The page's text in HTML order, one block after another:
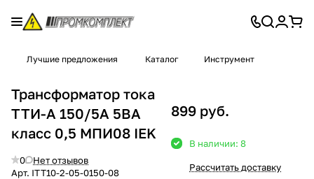
Лучшие предложения Каталог Инструмент
Трансформатор тока
ТТИ-А 150/5А 5ВА
класс 0,5 МПИ08 IEK
0
Нет отзывов
Арт. ITT10-2-05-0150-08
899 руб.
В наличии: 8
Рассчитать доставку